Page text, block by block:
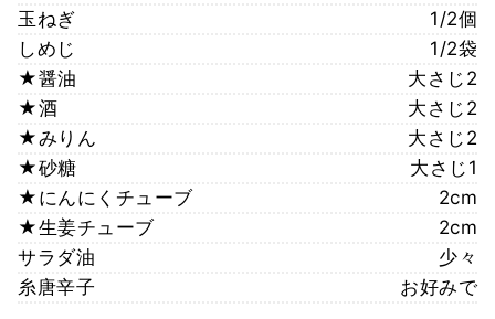
玉ねぎ
1/2個
しめじ
1/2袋
★醤油
大さじ2
★酒
大さじ2
★みりん
大さじ2
★砂糖
大さじ1
★にんにくチューブ
2cm
★生姜チューブ
2cm
サラダ油
少々
糸唐辛子
お好みで